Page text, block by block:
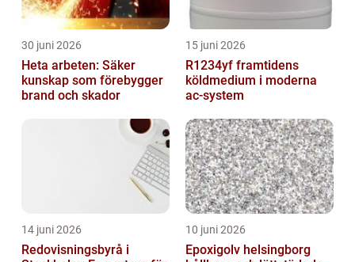
30 juni 2026
Heta arbeten: Säker
kunskap som förebygger
brand och skador
15 juni 2026
R1234yf framtidens
köldmedium i moderna
ac-system
14 juni 2026
Redovisningsbyrå i
10 juni 2026
Epoxigolv helsingborg